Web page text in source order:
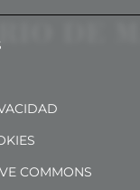
COMMONS